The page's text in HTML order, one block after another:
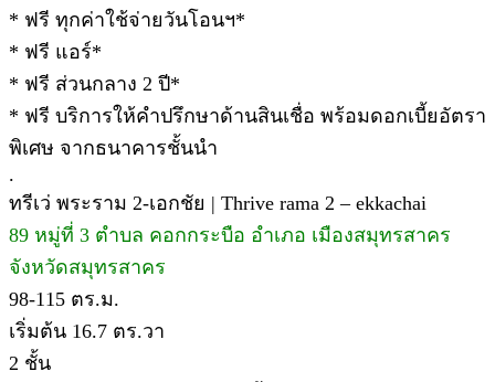
* ฟรี ทุกค่าใช้จ่ายวันโอนฯ*
* ฟรี แอร์*
* ฟรี ส่วนกลาง 2 ปี*
* ฟรี บริการให้คำปรึกษาด้านสินเชื่อ พร้อมดอกเบี้ยอัตรา
พิเศษ จากธนาคารชั้นนำ
.
ทรีเว่ พระราม 2-เอกชัย | Thrive rama 2 – ekkachai
89 หมู่ที่ 3 ตำบล คอกกระบือ อำเภอ เมืองสมุทรสาคร
จังหวัดสมุทรสาคร
98-115 ตร.ม.
เริ่มต้น 16.7 ตร.วา
2 ชั้น